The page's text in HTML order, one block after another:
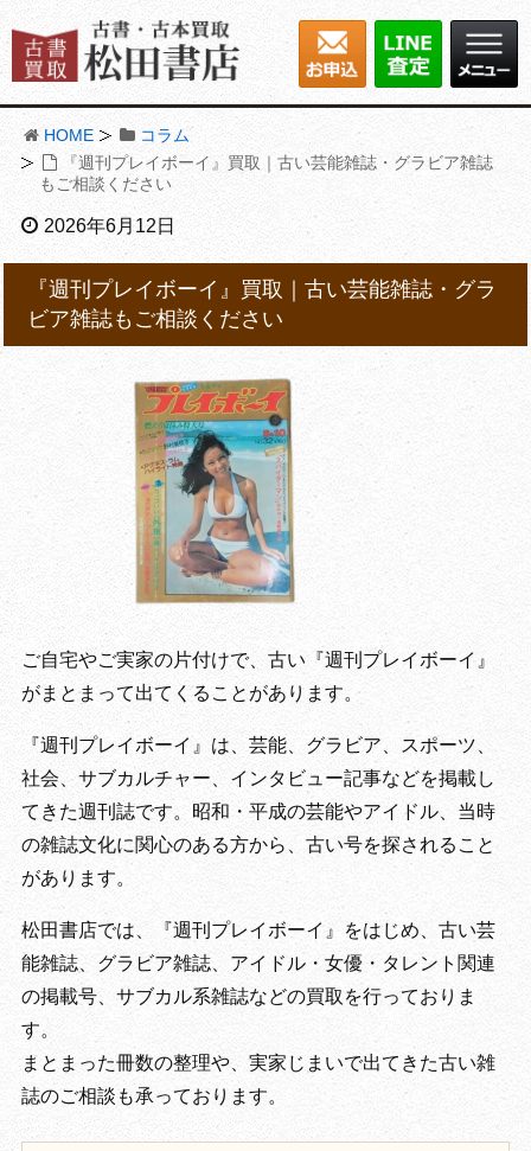
HOME
コラム
『週刊プレイボーイ』買取｜古い芸能雑誌・グラビア雑誌
もご相談ください
2026年6月12日
『週刊プレイボーイ』買取｜古い芸能雑誌・グラ
ビア雑誌もご相談ください
ご自宅やご実家の片付けで、古い『週刊プレイボーイ』
がまとまって出てくることがあります。
『週刊プレイボーイ』は、芸能、グラビア、スポーツ、
社会、サブカルチャー、インタビュー記事などを掲載し
てきた週刊誌です。昭和・平成の芸能やアイドル、当時
の雑誌文化に関心のある方から、古い号を探されること
があります。
松田書店では、『週刊プレイボーイ』をはじめ、古い芸
能雑誌、グラビア雑誌、アイドル・女優・タレント関連
の掲載号、サブカル系雑誌などの買取を行っておりま
す。
まとまった冊数の整理や、実家じまいで出てきた古い雑
誌のご相談も承っております。